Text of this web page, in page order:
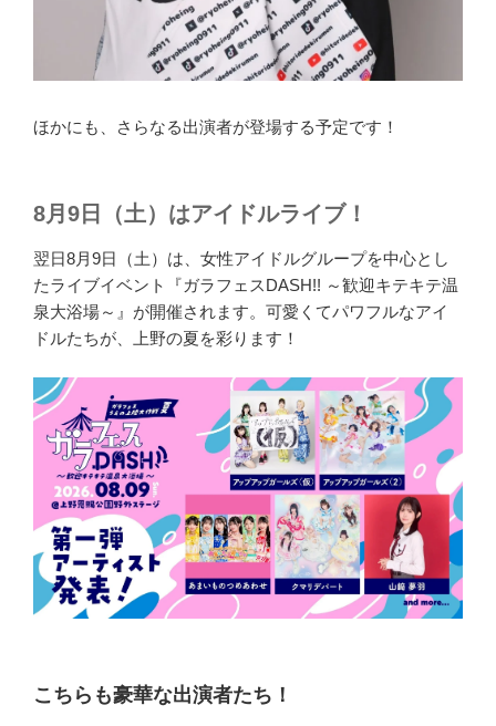
ほかにも、さらなる出演者が登場する予定です！
8月9日（土）はアイドルライブ！
翌日8月9日（土）は、女性アイドルグループを中心とし
たライブイベント『ガラフェスDASH!! ～歓迎キテキテ温
泉大浴場～』が開催されます。可愛くてパワフルなアイ
ドルたちが、上野の夏を彩ります！
こちらも豪華な出演者たち！